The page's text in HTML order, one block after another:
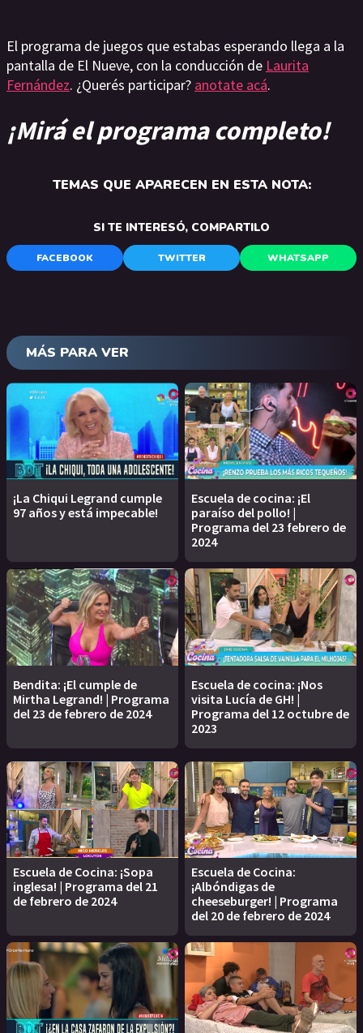
El programa de juegos que estabas esperando llega a la
pantalla de El Nueve, con la conducción de Laurita
Fernández. ¿Querés participar? anotate acá.
¡Mirá el programa completo!
TEMAS QUE APARECEN EN ESTA NOTA:
SI TE INTERESÓ, COMPARTILO
FACEBOOK TWITTER WHATSAPP
MÁS PARA VER
¡La Chiqui Legrand cumple
97 años y está impecable!
Escuela de cocina: ¡El
paraíso del pollo! |
Programa del 23 febrero de
2024
Bendita: ¡El cumple de
Mirtha Legrand! | Programa
del 23 de febrero de 2024
Escuela de cocina: ¡Nos
visita Lucía de GH! |
Programa del 12 octubre de
2023
Escuela de Cocina: ¡Sopa
inglesa! | Programa del 21
de febrero de 2024
Escuela de Cocina:
¡Albóndigas de
cheeseburger! | Programa
del 20 de febrero de 2024